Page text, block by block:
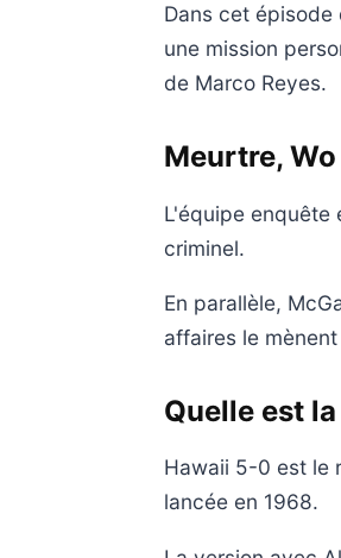
Dans cet épisode
une mission
de Marco Reyes.
Meurtre,
L'équipe enquête
criminel.
En parallèle,
affaires le
Quelle est
Hawaii 5-0 est le
lancée en 1968.